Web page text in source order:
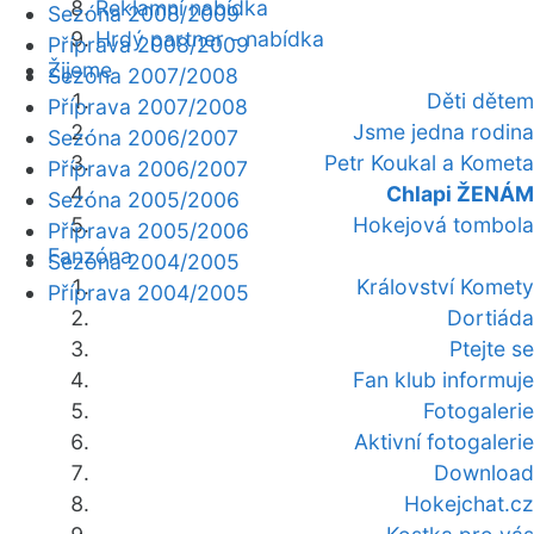
Reklamní nabídka
Hrdý partner - nabídka
Žijeme
Děti dětem
Jsme jedna rodina
Petr Koukal a Kometa
Chlapi ŽENÁM
Hokejová tombola
Fanzóna
Království Komety
Dortiáda
Ptejte se
Fan klub informuje
Fotogalerie
Aktivní fotogalerie
Download
Hokejchat.cz
Sezóna 2008/2009
Příprava 2008/2009
Sezóna 2007/2008
Příprava 2007/2008
Sezóna 2006/2007
Příprava 2006/2007
Sezóna 2005/2006
Příprava 2005/2006
Sezóna 2004/2005
Příprava 2004/2005